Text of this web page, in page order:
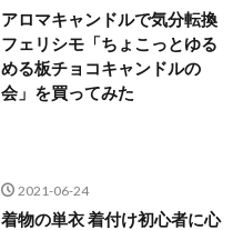
アロマキャンドルで気分転換
フェリシモ「ちょこっとゆる
める板チョコキャンドルの
会」を買ってみた
2021-06-24
着物の単衣 着付け初心者に心